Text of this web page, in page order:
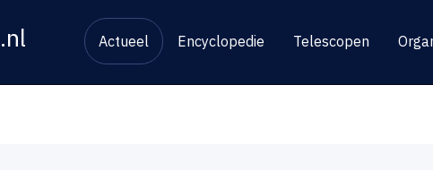
.nl Actueel Encyclopedie Telescopen